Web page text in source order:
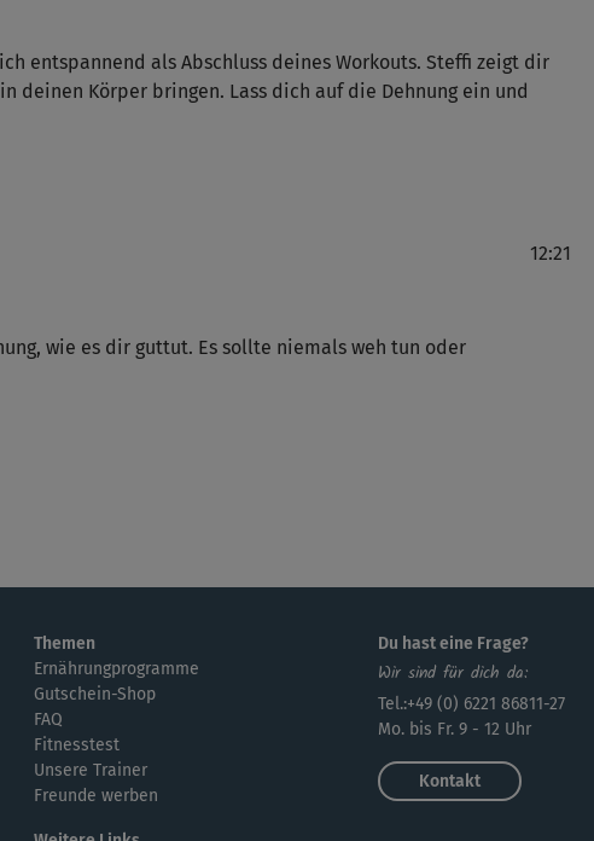
entspannend als Abschluss deines Workouts. Steffi zeigt dir
deinen Körper bringen. Lass dich auf die Dehnung ein und
12:21
wie es dir guttut. Es sollte niemals weh tun oder
Themen
Ernährungprogramme
Gutschein-Shop
FAQ
Fitnesstest
Unsere Trainer
Freunde werben
Du hast eine Frage?
Wir sind für dich da:
Tel.:+49 (0) 6221 86811-27
Mo. bis Fr. 9 - 12 Uhr
Kontakt